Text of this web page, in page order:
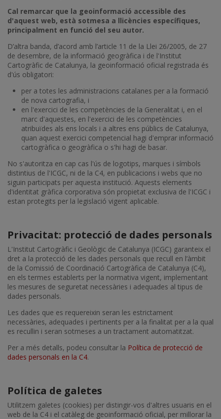
Cal remarcar que la geoinformació accessible des
d'aquest web, està sotmesa a llicències específiques,
principalment en funció del seu autor.
D’altra banda, d’acord amb l’article 11 de la Llei 26/2005, de 27
de desembre, de la informació geogràfica i de l'Institut
Cartogràfic de Catalunya, la geoinformació oficial registrada és
d'ús obligatori:
per a totes les administracions catalanes per a la formació
de nova cartografia, i
en l'exercici de les competències de la Generalitat i, en el
marc d'aquestes, en l'exercici de les competències
atribuïdes als ens locals i a altres ens públics de Catalunya,
quan aquest exercici competencial hagi d'emprar informació
cartogràfica o geogràfica o s'hi hagi de basar.
No s'autoritza en cap cas l'ús de logotips, marques i símbols
distintius de l'ICGC, ni de la C4, en publicacions i webs que no
siguin participats per aquesta institució. Aquests elements
d'identitat gràfica corporativa són propietat exclusiva de l'ICGC i
estan protegits per la legislació vigent aplicable.
Privacitat: protecció de dades personals
L'Institut Cartogràfic i Geològic de Catalunya (ICGC) garanteix el
dret a la protecció de les dades personals que recull en l’àmbit
de la Comissió de Coordinació Cartogràfica de Catalunya (C4),
en els termes establerts per la normativa vigent, implementant
les mesures de seguretat necessàries i adequades al tipus de
dades personals.
Les dades que es requereixin seran les estrictament
necessàries, adequades i pertinents per a la finalitat per a la qual
es recullin i seran sotmeses a un tractament automatitzat.
Per a més detalls, podeu consultar la Política de protecció de
dades personals en la C4.
Política de galetes
Utilitzem galetes (cookies) per distingir-vos d'altres usuaris en el
web de la C4 i el catàleg de geoinformació oficial, per millorar la